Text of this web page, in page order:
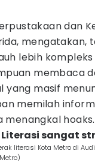
dan
mengatakan,
lebih
membaca
yang masif
memilah
menangkal hoaks.
Literasi sangat
literasi Kota Metro di